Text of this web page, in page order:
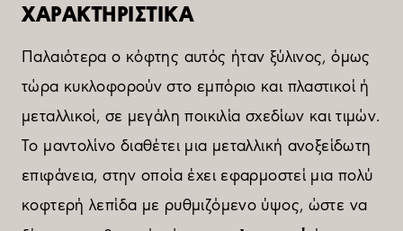
ΧΑΡΑΚΤΗΡΙΣΤΙΚΑ
Παλαιότερα ο κόφτης αυτός ήταν ξύλινος, όμως
τώρα κυκλοφορούν στο εμπόριο και πλαστικοί ή
μεταλλικοί, σε μεγάλη ποικιλία σχεδίων και τιμών.
Το μαντολίνο διαθέτει μια μεταλλική ανοξείδωτη
επιφάνεια, στην οποία έχει εφαρμοστεί μια πολύ
κοφτερή λεπίδα με ρυθμιζόμενο ύψος, ώστε να